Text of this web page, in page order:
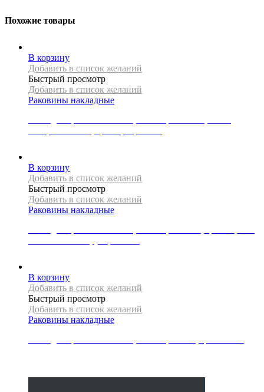
Похожие товары
В корзину
Добавить в список желаний
Быстрый просмотр
Добавить в список желаний
Раковины накладные
В корзину
Добавить в список желаний
Быстрый просмотр
Добавить в список желаний
Раковины накладные
В корзину
Добавить в список желаний
Быстрый просмотр
Добавить в список желаний
Раковины накладные